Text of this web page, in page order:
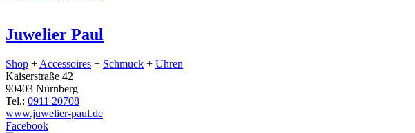
Juwelier Paul
Shop + Accessoires + Schmuck + Uhren
Kaiserstraße 42
90403 Nürnberg
Tel.: 0911 20708
www.juwelier-paul.de
Facebook